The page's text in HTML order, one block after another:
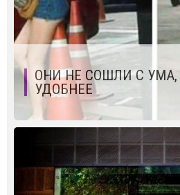
ОНИ НЕ СОШЛИ С УМА,
УДОБНЕЕ